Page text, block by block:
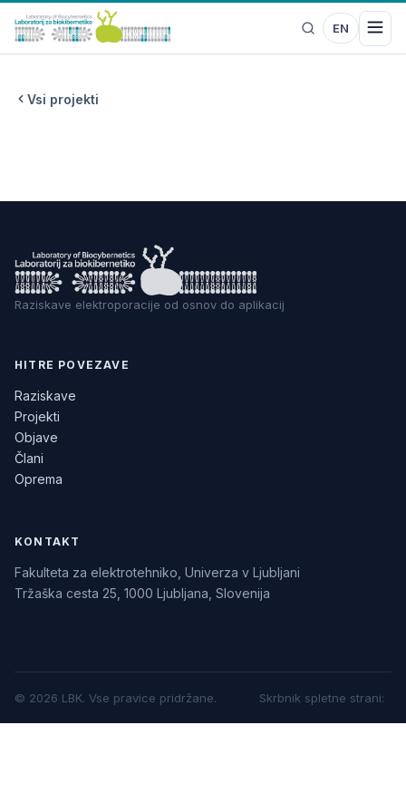
EN
Vsi projekti
Raziskave elektroporacije od osnov do aplikacij
HITRE POVEZAVE
Raziskave
Projekti
Objave
Člani
Oprema
KONTAKT
Fakulteta za elektrotehniko, Univerza v Ljubljani
Tržaška cesta 25, 1000 Ljubljana, Slovenija
© 2026 LBK. Vse pravice pridržane. Skrbnik spletne strani: